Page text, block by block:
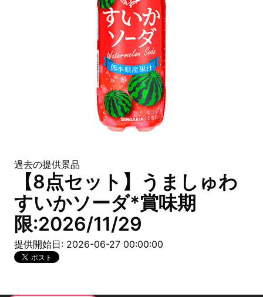
過去の提供景品
【8点セット】うましゅわ
すいかソーダ*賞味期
限:2026/11/29
提供開始日: 2026-06-27 00:00:00